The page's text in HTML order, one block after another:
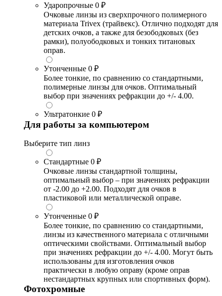
Ударопрочные 0 ₽
Очковые линзы из сверхпрочного полимерного
материала Trivex (трайвекс). Отлично подходят для
детских очков, а также для безободковых (без
рамки), полуободковых и тонких титановых
оправ.
Утонченные 0 ₽
Более тонкие, по сравнению со стандартными,
полимерные линзы для очков. Оптимальный
выбор при значениях рефракции до +/- 4.00.
Ультратонкие 0 ₽
Для работы за компьютером
Выберите тип линз
Стандартные 0 ₽
Очковые линзы стандартной толщины,
оптимальный выбор – при значениях рефракции
от -2.00 до +2.00. Подходят для очков в
пластиковой или металлической оправе.
Утонченные 0 ₽
Более тонкие, по сравнению со стандартными,
линзы из качественного материала с отличными
оптическими свойствами. Оптимальный выбор
при значениях рефракции до +/- 4.00. Могут быть
использованы для изготовления очков
практически в любую оправу (кроме оправ
нестандартных крупных или спортивных форм).
Фотохромные